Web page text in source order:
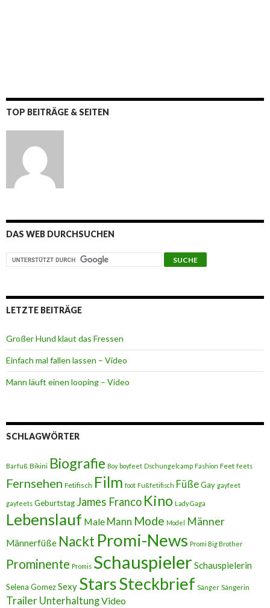
TOP BEITRÄGE & SEITEN
DAS WEB DURCHSUCHEN
LETZTE BEITRÄGE
Großer Hund klaut das Fressen
Einfach mal fallen lassen – Video
Mann läuft einen looping – Video
SCHLAGWÖRTER
Barfuß Bikini Biografie Boy boyfeet Dschungelcamp Fashion Feet feets
Fernsehen Fetifisch Film foot Fußfetifisch FüßeGay gayfeet
gayfeets Geburtstag James Franco Kino Lady Gaga
Lebenslauf Male Mann Mode Model Männer
Männerfüße Nackt Promi-News Promi Big Brother
Prominente Promis Schauspieler Schauspielerin
Selena GomezSexy StarsSteckbrief Sänger Sängerin
Trailer UnterhaltungVideo